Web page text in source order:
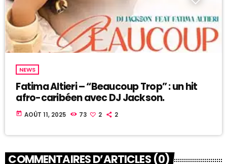
NEWS
Fatima Altieri – “Beaucoup Trop” : un hit
afro-caribéen avec DJ Jackson.
today AOÛT 11, 2025 73 2 2
COMMENTAIRES D’ARTICLES (0)